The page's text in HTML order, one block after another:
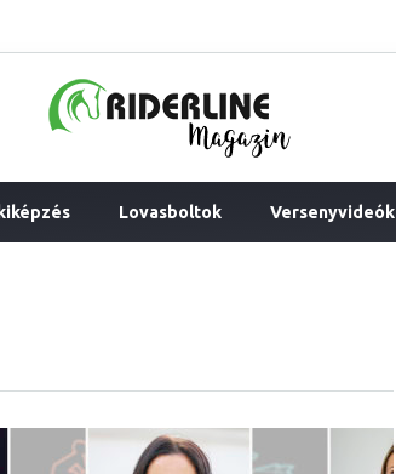
Lovasboltok Versenyvideók